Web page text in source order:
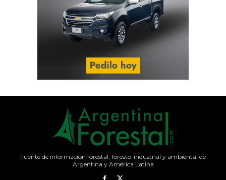
Fuente de información forestal, foresto-industrial y ambiental de
Argentina y América Latina